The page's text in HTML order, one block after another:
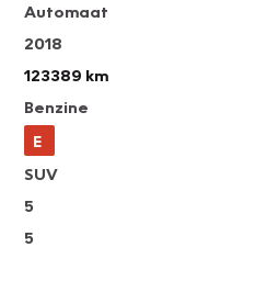
Automaat
2018
123389 km
Benzine
E
SUV
5
5